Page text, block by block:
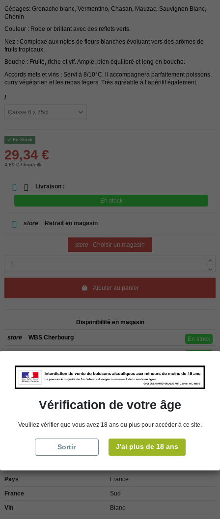
Cépages: Grenache blanc, Vermentino, Chasan, Mauzac, Sauvignon Blanc,
Chenin
Couleur : Robe or brillant avec des reflets verts.
Nez : Complexe aux notes de fleurs blanches évoluant vers des arômes de
fruits tropicaux.
Bouche : Fruité, riche et vif. Ample, bien équilibré et long en bouche.
Accords mets et vins : Servi à 8/10°C, il accompagnera parfaitement poissons,
curry végétarien et les repas légers. Très agréable à l’apéritif également.
/
En Stock
29,34 €
4,89 € / bouteille
Livraison :
En stock
store Retrait en magasin
store Choisir un magasin
Ajouter au panier
Disponibilité en magasin
store WBS Cherbourg En stock
Rappel
Les commandes sont uniquement livrées en France métropolitaine. Pour les
CHERBOURG.
Détails du produit
Pays France
France Sud
Vin Blanc
Vérification de votre âge
Veuillez vérifier que vous avez 18 ans ou plus pour accéder à ce site.
Sortir J'ai plus de 18 ans